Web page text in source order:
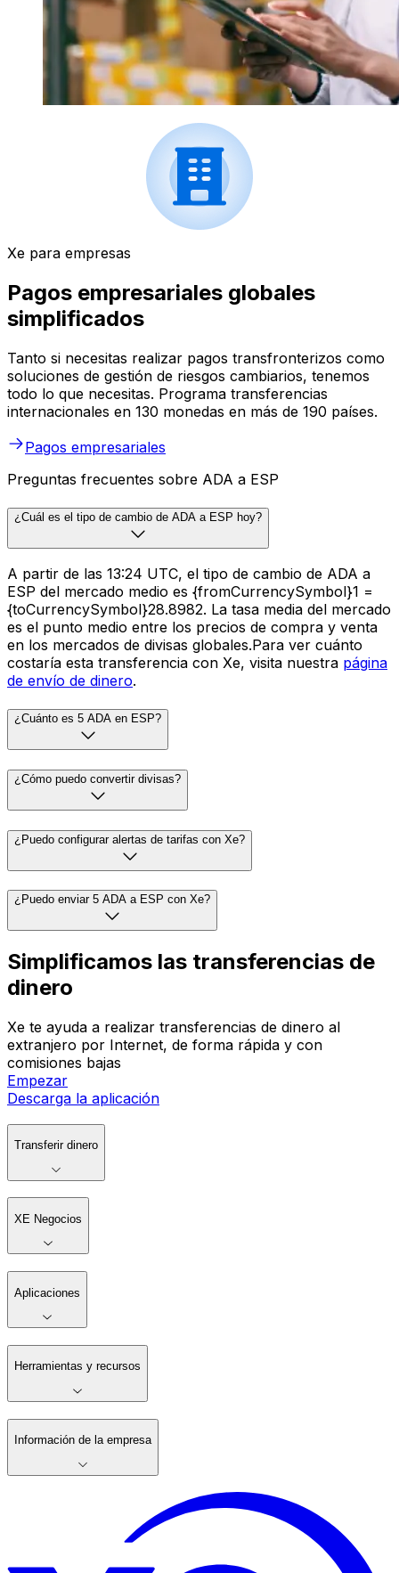
Xe para empresas
Pagos empresariales globales
simplificados
Tanto si necesitas realizar pagos transfronterizos como
soluciones de gestión de riesgos cambiarios, tenemos
todo lo que necesitas. Programa transferencias
internacionales en 130 monedas en más de 190 países.
Pagos empresariales
Preguntas frecuentes sobre ADA a ESP
¿Cuál es el tipo de cambio de ADA a ESP hoy?
A partir de las 13:24 UTC, el tipo de cambio de ADA a
ESP del mercado medio es {fromCurrencySymbol}1 =
{toCurrencySymbol}28.8982. La tasa media del mercado
es el punto medio entre los precios de compra y venta
en los mercados de divisas globales.Para ver cuánto
costaría esta transferencia con Xe, visita nuestra página
de envío de dinero.
¿Cuánto es 5 ADA en ESP?
¿Cómo puedo convertir divisas?
¿Puedo configurar alertas de tarifas con Xe?
¿Puedo enviar 5 ADA a ESP con Xe?
Simplificamos las transferencias de
dinero
Xe te ayuda a realizar transferencias de dinero al
extranjero por Internet, de forma rápida y con
comisiones bajas
Empezar
Descarga la aplicación
Transferir dinero
XE Negocios
Aplicaciones
Herramientas y recursos
Información de la empresa